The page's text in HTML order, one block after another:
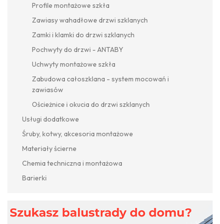
Profile montażowe szkła
Zawiasy wahadłowe drzwi szklanych
Zamki i klamki do drzwi szklanych
Pochwyty do drzwi - ANTABY
Uchwyty montażowe szkła
Zabudowa całoszklana - system mocowań i
zawiasów
Ościeżnice i okucia do drzwi szklanych
Usługi dodatkowe
Śruby, kotwy, akcesoria montażowe
Materiały ścierne
Chemia techniczna i montażowa
Barierki